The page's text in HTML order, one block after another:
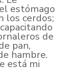
estómago
los cerdos;
de
pan,
hambre.
está mi